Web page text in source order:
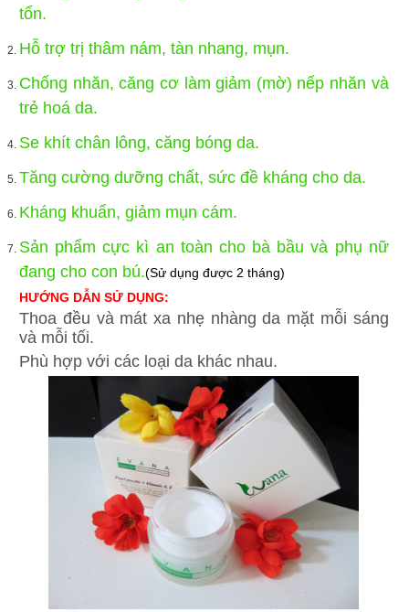
tổn.
Hỗ trợ trị thâm nám, tàn nhang, mụn.
Chống nhăn, căng cơ làm giảm (mờ) nếp nhăn và
trẻ hoá da.
Se khít chân lông, căng bóng da.
Tăng cường dưỡng chất, sức đề kháng cho da.
Kháng khuẩn, giảm mụn cám.
Sản phẩm cực kì an toàn cho bà bầu và phụ nữ
đang cho con bú.(Sử dụng được 2 tháng)
HƯỚNG DẪN SỬ DỤNG:
Thoa đều và mát xa nhẹ nhàng da mặt mỗi sáng
và mỗi tối.
Phù hợp với các loại da khác nhau.